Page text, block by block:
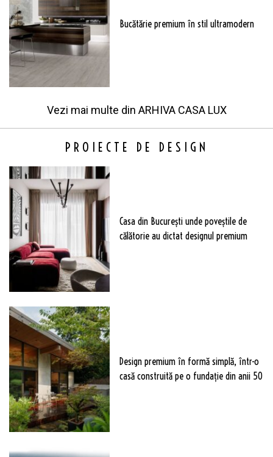
Bucătărie premium în stil ultramodern
Vezi mai multe din ARHIVA CASA LUX
PROIECTE DE DESIGN
Casa din București unde poveștile de
călătorie au dictat designul premium
Design premium în formă simplă, într-o
casă construită pe o fundație din anii 50